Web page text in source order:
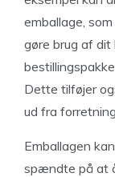
emballage,
gøre brug af dit
Dette tilføjer
ud fra
Emballagen
spændte på at